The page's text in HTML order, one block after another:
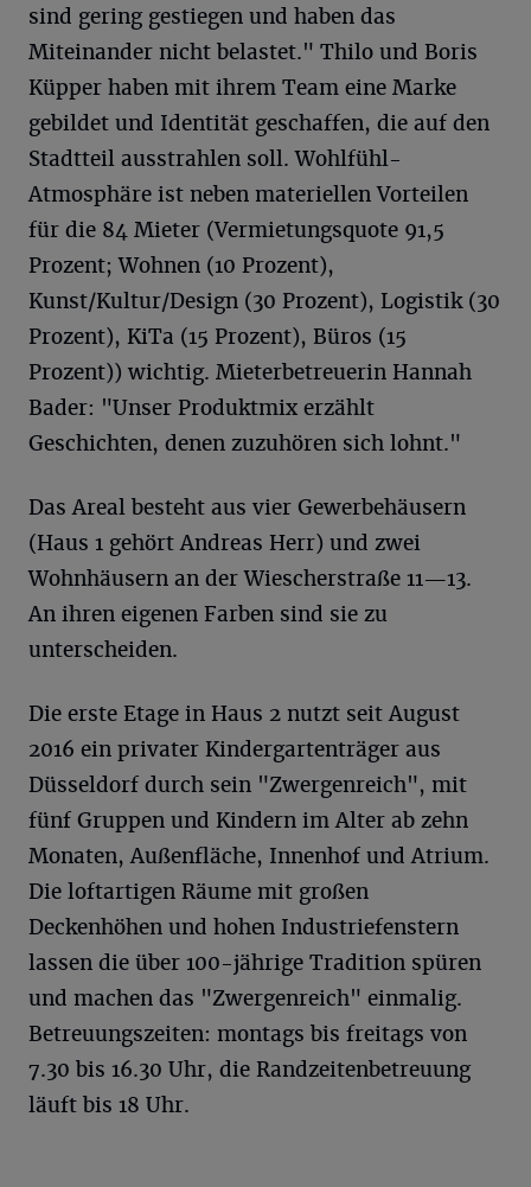
sind gering gestiegen und haben das
Miteinander nicht belastet." Thilo und Boris
Küpper haben mit ihrem Team eine Marke
gebildet und Identität geschaffen, die auf den
Stadtteil ausstrahlen soll. Wohlfühl-
Atmosphäre ist neben materiellen Vorteilen
für die 84 Mieter (Vermietungsquote 91,5
Prozent; Wohnen (10 Prozent),
Kunst/Kultur/Design (30 Prozent), Logistik (30
Prozent), KiTa (15 Prozent), Büros (15
Prozent)) wichtig. Mieterbetreuerin Hannah
Bader: "Unser Produktmix erzählt
Geschichten, denen zuzuhören sich lohnt."
Das Areal besteht aus vier Gewerbehäusern
(Haus 1 gehört Andreas Herr) und zwei
Wohnhäusern an der Wiescherstraße 11—13.
An ihren eigenen Farben sind sie zu
unterscheiden.
Die erste Etage in Haus 2 nutzt seit August
2016 ein privater Kindergartenträger aus
Düsseldorf durch sein "Zwergenreich", mit
fünf Gruppen und Kindern im Alter ab zehn
Monaten, Außenfläche, Innenhof und Atrium.
Die loftartigen Räume mit großen
Deckenhöhen und hohen Industriefenstern
lassen die über 100-jährige Tradition spüren
und machen das "Zwergenreich" einmalig.
Betreuungszeiten: montags bis freitags von
7.30 bis 16.30 Uhr, die Randzeitenbetreuung
läuft bis 18 Uhr.